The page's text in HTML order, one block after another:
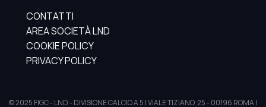
CONTATTI
AREA SOCIETÀ LND
COOKIE POLICY
PRIVACY POLICY
© 2025 FIGC - LND - DIVISIONE CALCIO A 5 | VIALE TIZIANO, 25 - 00196 ROMA |